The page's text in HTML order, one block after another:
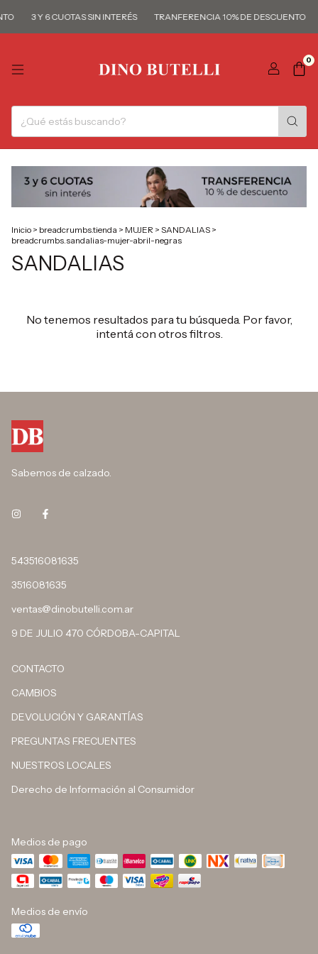
3 Y 6 CUOTAS SIN INTERÉS TRANFERENCIA 10% DE DESCUENTO
0
Inicio > breadcrumbs.tienda > MUJER > SANDALIAS >
breadcrumbs.sandalias-mujer-abril-negras
SANDALIAS
No tenemos resultados para tu búsqueda. Por favor,
intentá con otros filtros.
Sabemos de calzado.
543516081635
3516081635
ventas@dinobutelli.com.ar
9 DE JULIO 470 CÓRDOBA-CAPITAL
CONTACTO
CAMBIOS
DEVOLUCIÓN Y GARANTÍAS
PREGUNTAS FRECUENTES
NUESTROS LOCALES
Derecho de Información al Consumidor
Medios de pago
Medios de envío